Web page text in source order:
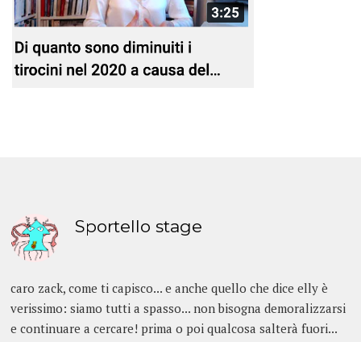
Sportello stage
caro zack, come ti capisco... e anche quello che dice elly è
verissimo: siamo tutti a spasso... non bisogna demoralizzarsi
e continuare a cercare! prima o poi qualcosa salterà fuori...